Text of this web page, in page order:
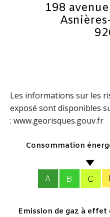
198
Les informations sur les
exposé sont disponibles
: www.georisques.gouv.fr
Consommation
Emission de gaz à effet